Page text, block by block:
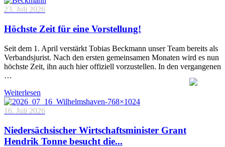
23. Juli 2026
Höchste Zeit für eine Vorstellung!
Seit dem 1. April verstärkt Tobias Beckmann unser Team bereits als
Verbandsjurist. Nach den ersten gemeinsamen Monaten wird es nun
höchste Zeit, ihn auch hier offiziell vorzustellen. In den vergangenen
…
Weiterlesen
16. Juli 2026
Niedersächsischer Wirtschaftsminister Grant
Hendrik Tonne besucht die...